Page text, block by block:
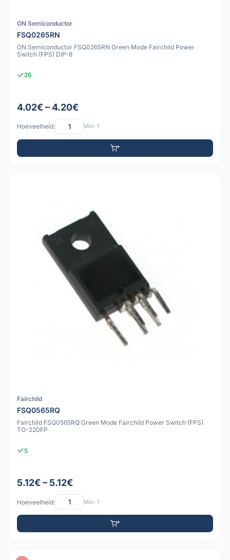
ON Semiconductor
FSQ0265RN
ON Semiconductor FSQ0265RN Green Mode Fairchild Power
Switch (FPS) DIP-8
26
4.02€ – 4.20€
Hoeveelheid: Min: 1
Fairchild
FSQ0565RQ
Fairchild FSQ0565RQ Green Mode Fairchild Power Switch (FPS)
TO-220FP
5
5.12€ – 5.12€
Hoeveelheid: Min: 1